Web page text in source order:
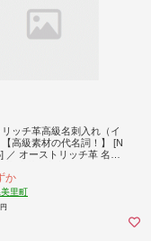
ッチ革高級名刺入れ（イ
【高級素材の代名詞！】 [N
／ オーストリッチ革 名刺
ディース名刺入れ 手作り名
り物ギフト 高級素材 軽量
上品名刺入れ エコレザー
入れ エグゼクティブ用品
か
里町
円